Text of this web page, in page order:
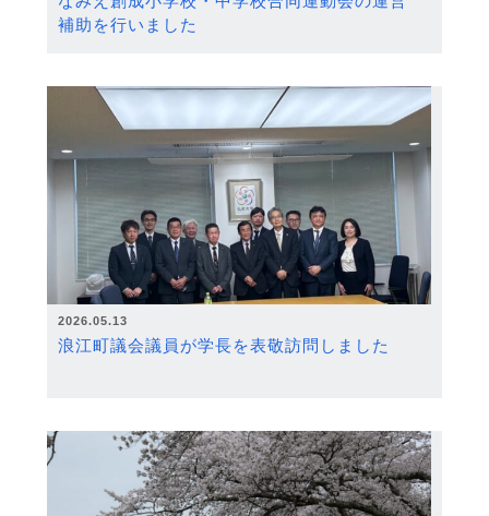
補助を行いました
2026.05.13
浪江町議会議員が学長を表敬訪問しました